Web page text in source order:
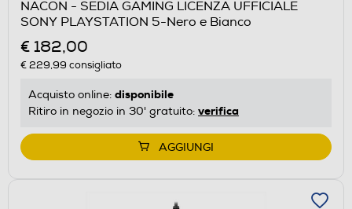
NACON - SEDIA GAMING LICENZA UFFICIALE
SONY PLAYSTATION 5-Nero e Bianco
€ 182,00
€ 229,99 consigliato
Acquisto online: disponibile
Ritiro in negozio in 30' gratuito: verifica
AGGIUNGI